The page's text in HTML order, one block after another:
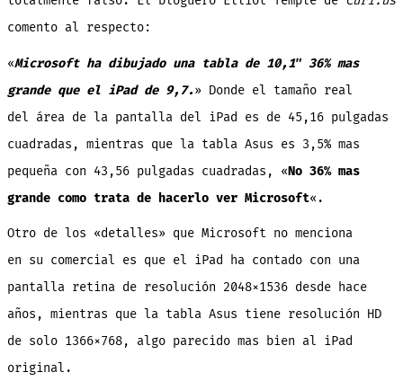
comento al respecto:
«Microsoft ha dibujado una tabla de 10,1″ 36% mas
grande que el iPad de 9,7.» Donde el tamaño real
del área de la pantalla del iPad es de 45,16 pulgadas
cuadradas, mientras que la tabla Asus es 3,5% mas
pequeña con 43,56 pulgadas cuadradas, «No 36% mas
grande como trata de hacerlo ver Microsoft«.
Otro de los «detalles» que Microsoft no menciona
en su comercial es que el iPad ha contado con una
pantalla retina de resolución 2048×1536 desde hace
años, mientras que la tabla Asus tiene resolución HD
de solo 1366×768, algo parecido mas bien al iPad
original.